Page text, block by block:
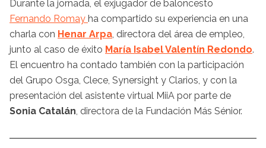
Durante la jornada, el exjugador de baloncesto
Fernando Romay ha compartido su experiencia en una
charla con Henar Arpa, directora del área de empleo,
junto al caso de éxito María Isabel Valentín Redondo.
El encuentro ha contado también con la participación
del Grupo Osga, Clece, Synersight y Clarios, y con la
presentación del asistente virtual MiiA por parte de
Sonia Catalán, directora de la Fundación Más Sénior.